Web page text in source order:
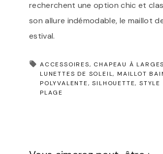
recherchent une option chic et
son allure indémodable, le maillot
estival.
ACCESSOIRES CHAPEAU À
LUNETTES DE SOLEIL MAILLOT
POLYVALENTE
SILHOUETTE STYLE
PLAGE